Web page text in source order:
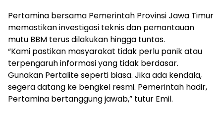
Pertamina bersama Pemerintah Provinsi Jawa Timur
memastikan investigasi teknis dan pemantauan
mutu BBM terus dilakukan hingga tuntas.
“Kami pastikan masyarakat tidak perlu panik atau
terpengaruh informasi yang tidak berdasar.
Gunakan Pertalite seperti biasa. Jika ada kendala,
segera datang ke bengkel resmi. Pemerintah hadir,
Pertamina bertanggung jawab,” tutur Emil.